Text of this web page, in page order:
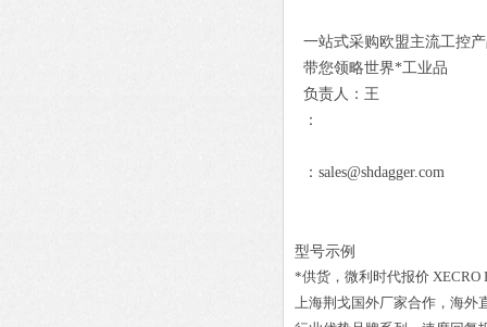
一站式采购欧盟主流工控
带您领略世界*工业品
负责人：王
：
：sales@shdagger.com
型号示例
*供货，微利时代报价 XECRO
上海荆戈国外厂家合作，海外